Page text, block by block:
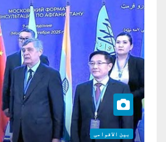
بین الاقوامی